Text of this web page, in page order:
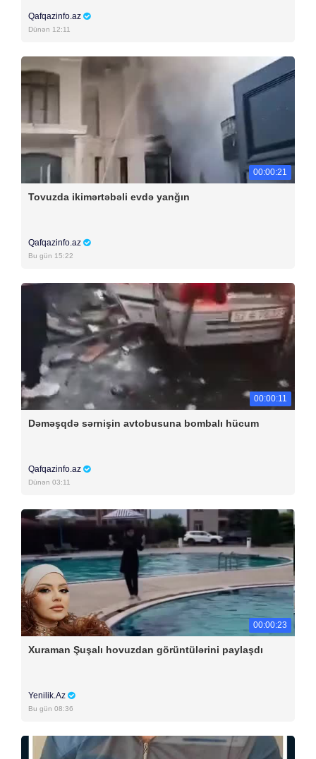
Qafqazinfo.az
Dünən 12:11
00:00:21
Tovuzda ikimərtəbəli evdə yanğın
Qafqazinfo.az
Bu gün 15:22
00:00:11
Dəməşqdə sərnişin avtobusuna bombalı hücum
Qafqazinfo.az
Dünən 03:11
00:00:23
Xuraman Şuşalı hovuzdan görüntülərini paylaşdı
Yenilik.Az
Bu gün 08:36